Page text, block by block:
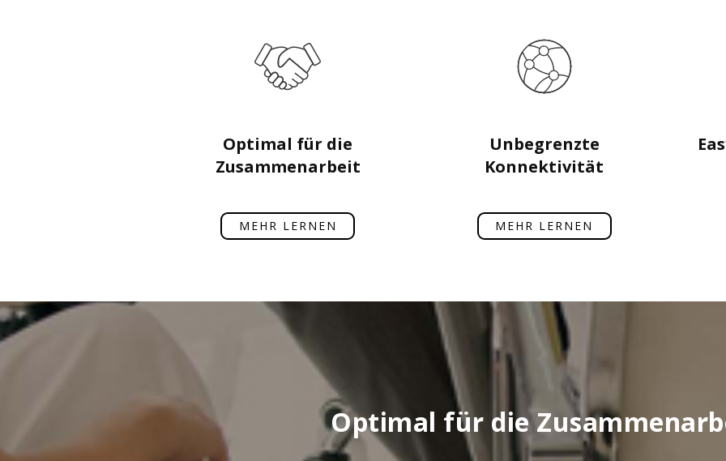
Optimal für die
Zusammenarbeit
MEHR LERNEN
Unbegrenzte
Konnektivität
MEHR LERNEN
Optimal für die